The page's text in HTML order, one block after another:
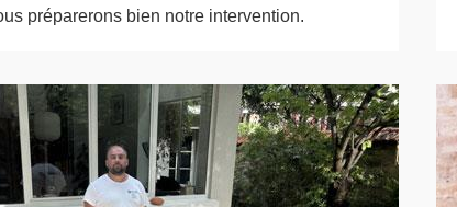
préparerons bien notre intervention.